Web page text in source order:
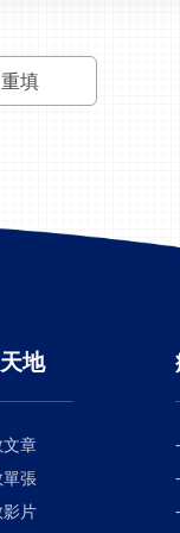
重填
地
章
張
片